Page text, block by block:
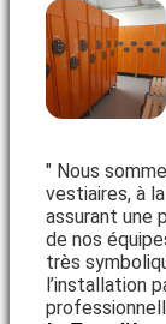
" Nous
vestiaires, à
assurant une
de nos
très
l’installation